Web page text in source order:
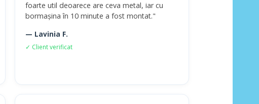
foarte util deoarece are ceva metal, iar cu
bormașina în 10 minute a fost montat."
— Lavinia F.
✓ Client verificat